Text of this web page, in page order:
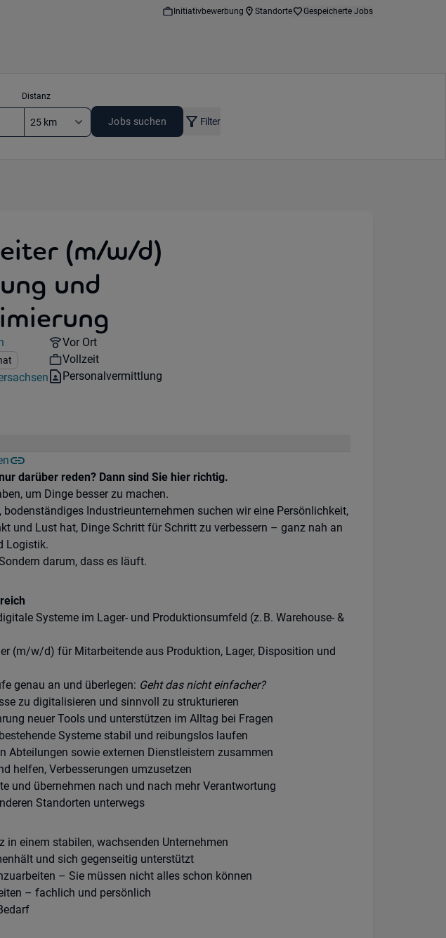
Initiativbewerbung Standorte Gespeicherte Jobs
Distanz
Jobs suchen Filter
(m/w/d)
und
Remote Option:
Vor Ort
Workhours:
Vollzeit
Vertragsart:
Personalvermittlung
darüber reden? Dann sind Sie hier richtig.
um Dinge besser zu machen.
Industrieunternehmen suchen wir eine Persönlichkeit,
und Lust hat, Dinge Schritt für Schritt zu verbessern – ganz nah an
Logistik.
darum, dass es läuft.
Systeme im Lager- und Produktionsumfeld (z. B. Warehouse- &
(m/w/d) für Mitarbeitende aus Produktion, Lager, Disposition und
genau an und überlegen: Geht das nicht einfacher?
zu digitalisieren und sinnvoll zu strukturieren
neuer Tools und unterstützen im Alltag bei Fragen
Systeme stabil und reibungslos laufen
Abteilungen sowie externen Dienstleistern zusammen
helfen, Verbesserungen umzusetzen
und übernehmen nach und nach mehr Verantwortung
Standorten unterwegs
in einem stabilen, wachsenden Unternehmen
und sich gegenseitig unterstützt
– Sie müssen nicht alles schon können
– fachlich und persönlich